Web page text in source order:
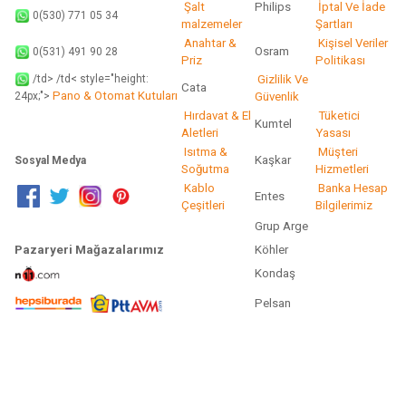
0(530) 771 05 34
Şalt
malzemeler
Philips
İptal Ve İade
Şartları
0(531) 491 90 28
Anahtar &
Priz
Osram
Kişisel Veriler
Politikası
/td> /td< style="height:
24px;"> Pano & Otomat Kutuları
Cata
Gizlilik Ve
Güvenlik
Hırdavat & El
Aletleri
Kumtel
Tüketici
Yasası
Sosyal Medya
Isıtma &
Soğutma
Kaşkar
Müşteri
Hizmetleri
Kablo
Çeşitleri
Entes
Banka Hesap
Bilgilerimiz
Grup Arge
Pazaryeri Mağazalarımız
Köhler
Kondaş
Pelsan